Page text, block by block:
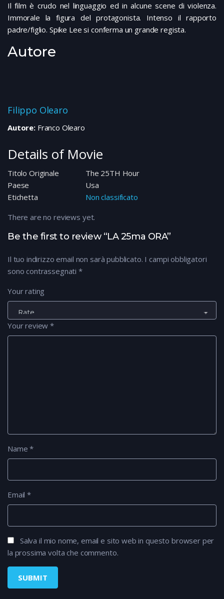
Il film è crudo nel linguaggio ed in alcune scene di violenza.
Immorale la figura del protagonista. Intenso il rapporto
padre/figlio. Spike Lee si conferma un grande regista.
Autore
Filippo Olearo
Autore:Franco Olearo
Details of Movie
Titolo Originale
The 25TH Hour
Paese
Usa
Etichetta
Non classificato
Be the first to review “LA 25ma ORA”
Il tuo indirizzo email non sarà pubblicato. I campi obbligatori
sono contrassegnati *
Your rating
Your review*
Name*
Email*
Salva il mio nome, email e sito web in questo browser per
la prossima volta che commento.
There are no reviews yet.